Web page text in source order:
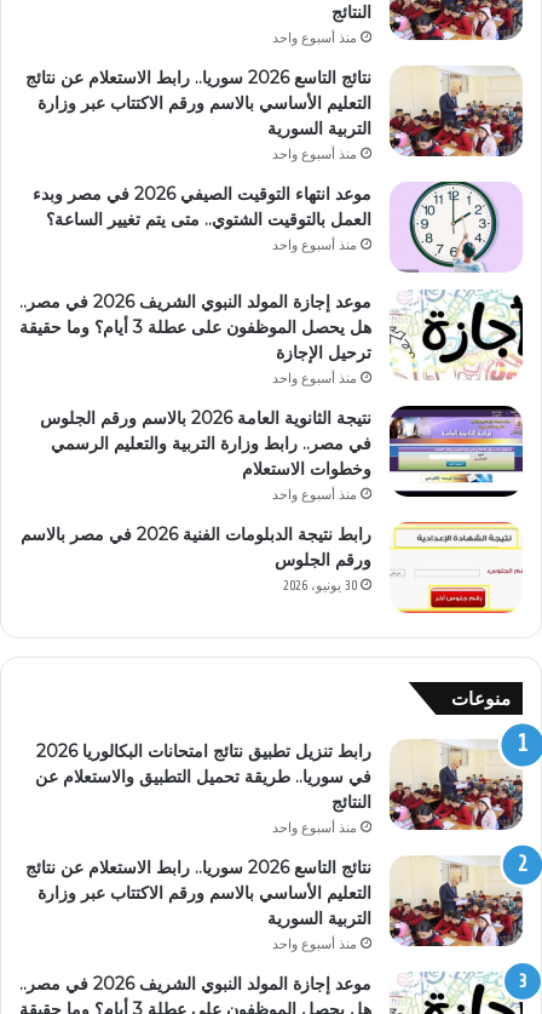
النتائج
منذ أسبوع واحد
نتائج التاسع 2026 سوريا.. رابط الاستعلام عن نتائج
التعليم الأساسي بالاسم ورقم الاكتتاب عبر وزارة
التربية السورية
منذ أسبوع واحد
موعد انتهاء التوقيت الصيفي 2026 في مصر وبدء
العمل بالتوقيت الشتوي.. متى يتم تغيير الساعة؟
منذ أسبوع واحد
موعد إجازة المولد النبوي الشريف 2026 في مصر..
هل يحصل الموظفون على عطلة 3 أيام؟ وما حقيقة
ترحيل الإجازة
منذ أسبوع واحد
نتيجة الثانوية العامة 2026 بالاسم ورقم الجلوس
في مصر.. رابط وزارة التربية والتعليم الرسمي
وخطوات الاستعلام
منذ أسبوع واحد
رابط نتيجة الدبلومات الفنية 2026 في مصر بالاسم
ورقم الجلوس
30 يونيو، 2026
منوعات
رابط تنزيل تطبيق نتائج امتحانات البكالوريا 2026
في سوريا.. طريقة تحميل التطبيق والاستعلام عن
النتائج
منذ أسبوع واحد
نتائج التاسع 2026 سوريا.. رابط الاستعلام عن نتائج
التعليم الأساسي بالاسم ورقم الاكتتاب عبر وزارة
التربية السورية
منذ أسبوع واحد
موعد إجازة المولد النبوي الشريف 2026 في مصر..
هل يحصل الموظفون على عطلة 3 أيام؟ وما حقيقة